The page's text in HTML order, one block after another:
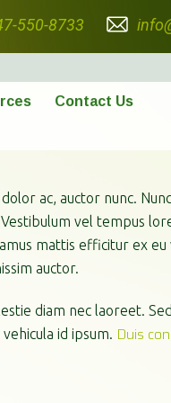
550-8733
Contact Us
ac, auctor nunc.
vel tempus
mattis efficitur ex eu
auctor.
diam nec laoreet.
id ipsum. Duis